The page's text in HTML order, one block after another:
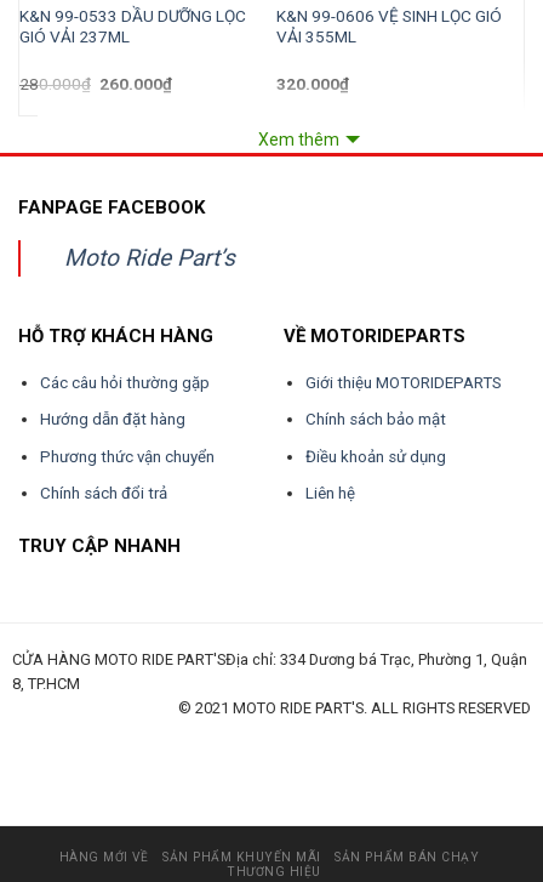
Xem thêm
K&N 99-0533 DẦU DƯỠNG LỌC
GIÓ VẢI 237ML
280.000₫ Giá
260.000₫Giá
K&N 99-0606 VỆ SINH LỌC GIÓ
VẢI 355ML
320.000₫
FANPAGE FACEBOOK
Moto Ride Part’s
HỖ TRỢ KHÁCH HÀNG
Các câu hỏi thường gặp
Hướng dẫn đặt hàng
Phương thức vận chuyển
Chính sách đổi trả
VỀ MOTORIDEPARTS
Giới thiệu MOTORIDEPARTS
Chính sách bảo mật
Điều khoản sử dụng
Liên hệ
TRUY CẬP NHANH
CỬA HÀNG MOTO RIDE PART'SĐịa chỉ: 334 Dương bá Trạc, Phường 1, Quận
8, TP.HCM
© 2021 MOTO RIDE PART'S. ALL RIGHTS RESERVED
HÀNG MỚI VỀ SẢN PHẨM KHUYẾN MÃI
SẢN PHẨM BÁN CHẠY
THƯƠNG HIỆU